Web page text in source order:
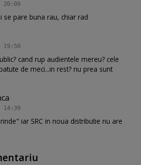
20:00
se pare buna rau, chiar rad
19:50
cand rup audientele mereu? cele
de meci...in rest? nu prea sunt
14:39
iar SRC in noua distributie nu are